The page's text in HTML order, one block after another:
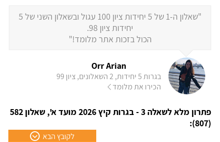
"שאלון ה-1 של 5 יחידות ציון 100 עגול ובשאלון השני של 5
יחידות ציון 98.
הכול בזכות אתר מלומד!"
Orr Arian
בגרות 5 יחידות, 2 השאלונים, ציון 99
הכירו את מלומד
פתרון מלא לשאלה 3 - בגרות קיץ 2026 מועד א', שאלון 582
(807):
לקובץ הבא